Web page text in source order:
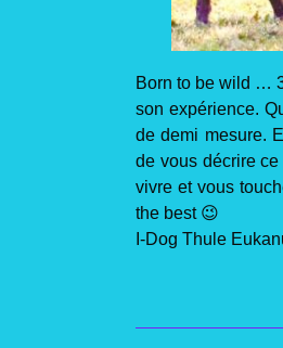
Born to be wild …
son expérience.
de demi mesure.
de vous décrire
vivre et vous
the best 😉
I-Dog Thule